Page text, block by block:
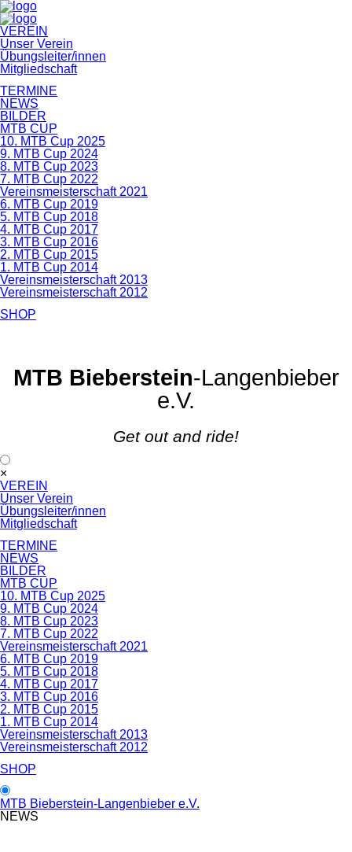
Navigation
überspringen
VEREIN
Unser Verein
Übungsleiter/innen
Mitgliedschaft
TERMINE
NEWS
BILDER
MTB CUP
10. MTB Cup 2025
9. MTB Cup 2024
8. MTB Cup 2023
7. MTB Cup 2022
Vereinsmeisterschaft 2021
6. MTB Cup 2019
5. MTB Cup 2018
4. MTB Cup 2017
3. MTB Cup 2016
2. MTB Cup 2015
1. MTB Cup 2014
Vereinsmeisterschaft 2013
Vereinsmeisterschaft 2012
SHOP
MTB Bieberstein-Langenbieber
e.V.
Get out and ride!
×
überspringen
VEREIN
Unser Verein
Übungsleiter/innen
Mitgliedschaft
TERMINE
NEWS
BILDER
MTB CUP
10. MTB Cup 2025
9. MTB Cup 2024
8. MTB Cup 2023
7. MTB Cup 2022
Vereinsmeisterschaft 2021
6. MTB Cup 2019
5. MTB Cup 2018
4. MTB Cup 2017
3. MTB Cup 2016
2. MTB Cup 2015
1. MTB Cup 2014
Vereinsmeisterschaft 2013
Vereinsmeisterschaft 2012
SHOP
MTB Bieberstein-Langenbieber e.V.
NEWS